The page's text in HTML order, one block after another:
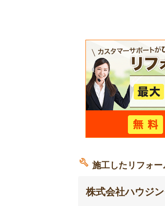
施工したリフォ
株式会社ハウジ